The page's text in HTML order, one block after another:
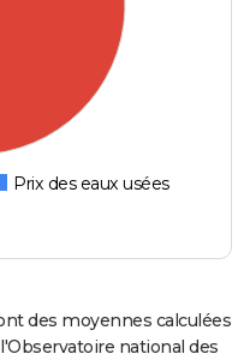
Prix des eaux usées
des moyennes calculées
national des